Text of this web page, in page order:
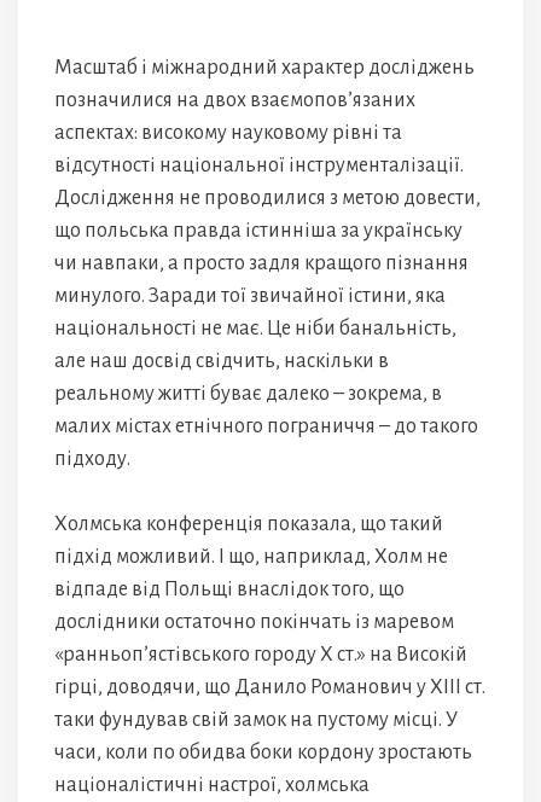
Масштаб і міжнародний характер досліджень
позначилися на двох взаємопов’язаних
аспектах: високому науковому рівні та
відсутності національної інструменталізації.
Дослідження не проводилися з метою довести,
що польська правда істинніша за українську
чи навпаки, а просто задля кращого пізнання
минулого. Заради тої звичайної істини, яка
національності не має. Це ніби банальність,
але наш досвід свідчить, наскільки в
реальному житті буває далеко – зокрема, в
малих містах етнічного пограниччя – до такого
підходу.
Холмська конференція показала, що такий
підхід можливий. І що, наприклад, Холм не
відпаде від Польщі внаслідок того, що
дослідники остаточно покінчать із маревом
«ранньоп’ястівського городу Х ст.» на Високій
гірці, доводячи, що Данило Романович у ХІІІ ст.
таки фундував свій замок на пустому місці. У
часи, коли по обидва боки кордону зростають
націоналістичні настрої, холмська